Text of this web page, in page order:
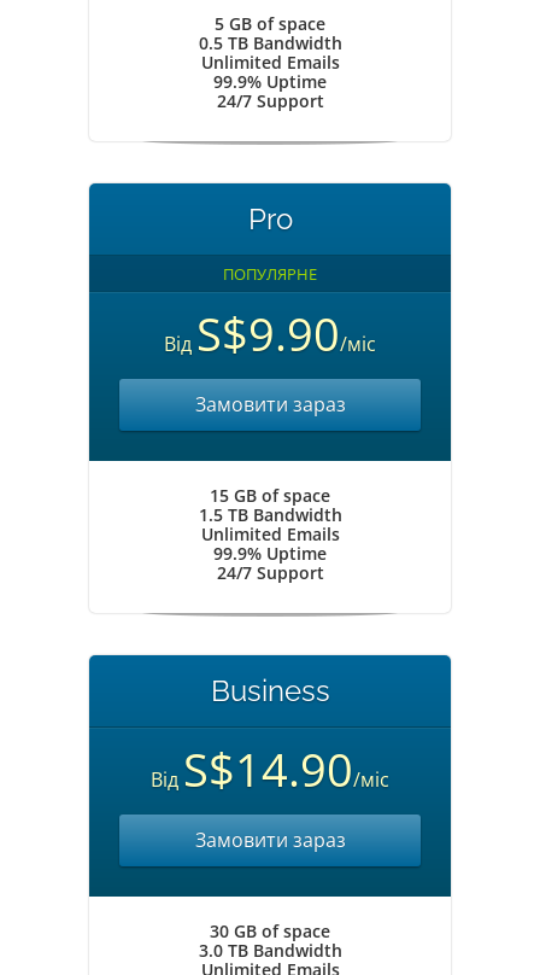
5 GB of space
0.5 TB Bandwidth
Unlimited Emails
99.9% Uptime
24/7 Support
Pro
ПОПУЛЯРНЕ
Від S$9.90/міс
Замовити зараз
15 GB of space
1.5 TB Bandwidth
Unlimited Emails
99.9% Uptime
24/7 Support
Business
Від S$14.90/міс
Замовити зараз
30 GB of space
3.0 TB Bandwidth
Unlimited Emails